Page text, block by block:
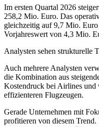
Im ersten Quartal 2026
258,2 Mio. Euro. Das
gleichzeitig auf 9,7 Mio.
Vorjahreswert von 4,3 Mio.
Analysten sehen strukturelle
Auch mehrere Analysten
die Kombination aus
Kostendruck bei Airlines und
effizienteren Flugzeugen.
Gerade Unternehmen mit
profitieren von diesem